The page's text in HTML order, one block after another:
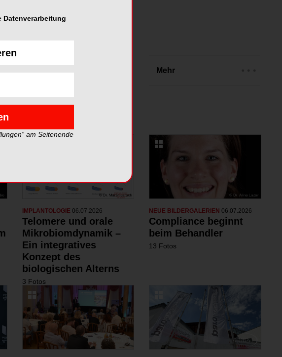
1/11
Mehr
IMPLANTOLOGIE 06.07.2026
Telomere und orale
Mikrobiomdynamik –
Ein integratives
Konzept des
biologischen Alterns
3 Fotos
NEUE BILDERGALERIEN06.07.2026
Compliance beginnt
beim Behandler
13 Fotos
Datenverarbeitung
am Seitenende